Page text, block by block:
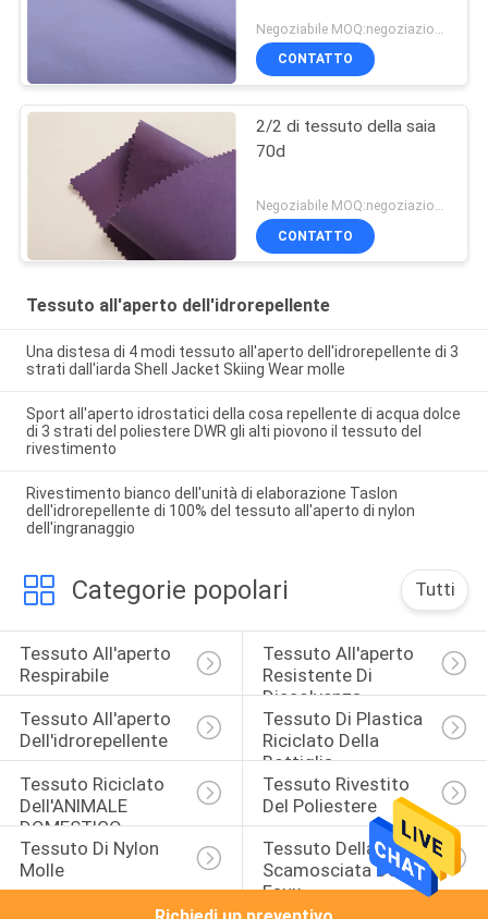
CONTATTO
2/2 di tessuto della saia
70d
Negoziabile MOQ:negoziazione
CONTATTO
Tessuto all'aperto dell'idrorepellente
Una distesa di 4 modi tessuto all'aperto dell'idrorepellente di 3
strati dall'iarda Shell Jacket Skiing Wear molle
Sport all'aperto idrostatici della cosa repellente di acqua dolce
di 3 strati del poliestere DWR gli alti piovono il tessuto del
rivestimento
Rivestimento bianco dell'unità di elaborazione Taslon
dell'idrorepellente di 100% del tessuto all'aperto di nylon
dell'ingranaggio
Categorie popolari Tutti
Tessuto All'aperto
Respirabile
Tessuto All'aperto
Resistente Di
Dissolvenza
Tessuto All'aperto
Dell'idrorepellente
Tessuto Di Plastica
Riciclato Della
Bottiglia
Tessuto Riciclato
Dell'ANIMALE
DOMESTICO
Tessuto Rivestito
Del Poliestere
Tessuto Di Nylon
Molle
Tessuto Della Pelle
Scamosciata Del
Faux